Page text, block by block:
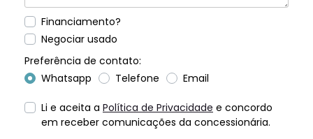
Financiamento?
Negociar usado
Preferência de contato:
Whatsapp
Telefone Email
Li e aceita a Política de Privacidade e concordo
em receber comunicações da concessionária.